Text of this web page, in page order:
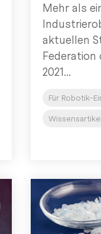
Mehr als
aktuellen
Federation
2021...
Für Robotik-
Wissensartikel